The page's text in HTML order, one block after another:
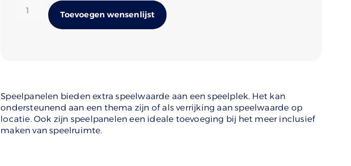
Toevoegen wensenlijst
Speelpanelen bieden extra speelwaarde aan een speelplek. Het kan
ondersteunend aan een thema zijn of als verrijking aan speelwaarde op
locatie. Ook zijn speelpanelen een ideale toevoeging bij het meer inclusief
maken van speelruimte.